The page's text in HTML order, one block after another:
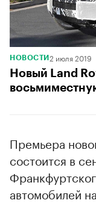
НОВОСТИ 2 июля 2019
Новый Land
Премьера
состоится в
автомобилей